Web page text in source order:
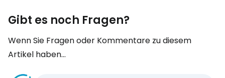
Gibt es noch Fragen?
Wenn Sie Fragen oder Kommentare zu diesem
Artikel haben...